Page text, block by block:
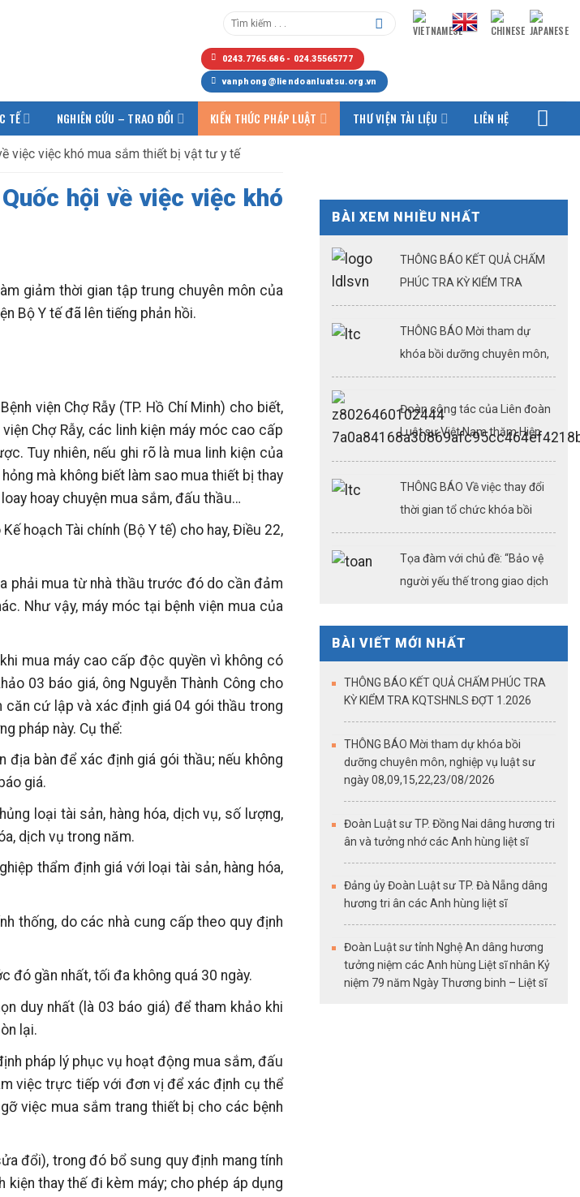
0243.7765.686 - 024.35565777
vanphong@liendoanluatsu.org.vn
TẾ NGHIÊN CỨU – TRAO ĐỔI KIẾN THỨC PHÁP LUẬT THƯ VIỆN TÀI LIỆU LIÊN HỆ
việc việc khó mua sắm thiết bị vật tư y tế
hội về việc việc khó
giảm thời gian tập trung chuyên môn của
Bộ Y tế đã lên tiếng phản hồi.
viện Chợ Rẫy (TP. Hồ Chí Minh) cho biết,
Chợ Rẫy, các linh kiện máy móc cao cấp
Tuy nhiên, nếu ghi rõ là mua linh kiện của
mà không biết làm sao mua thiết bị thay
hoay chuyện mua sắm, đấu thầu…
hoạch Tài chính (Bộ Y tế) cho hay, Điều 22,
phải mua từ nhà thầu trước đó do cần đảm
Như vậy, máy móc tại bệnh viện mua của
mua máy cao cấp độc quyền vì không có
03 báo giá, ông Nguyễn Thành Công cho
căn cứ lập và xác định giá 04 gói thầu trong
pháp này. Cụ thể:
bàn để xác định giá gói thầu; nếu không
giá.
loại tài sản, hàng hóa, dịch vụ, số lượng,
dịch vụ trong năm.
thẩm định giá với loại tài sản, hàng hóa,
thống, do các nhà cung cấp theo quy định
đó gần nhất, tối đa không quá 30 ngày.
duy nhất (là 03 báo giá) để tham khảo khi
lại.
pháp lý phục vụ hoạt động mua sắm, đấu
việc trực tiếp với đơn vị để xác định cụ thể
việc mua sắm trang thiết bị cho các bệnh
đổi), trong đó bổ sung quy định mang tính
thay thế đi kèm máy; cho phép áp dụng
BÀI XEM NHIỀU NHẤT
THÔNG BÁO KẾT QUẢ CHẤM
PHÚC TRA KỲ KIỂM TRA
KQTSHNLS ĐỢT 1.2026
THÔNG BÁO Mời tham dự
khóa bồi dưỡng chuyên môn,
nghiệp vụ luật sư ngày
Đoàn công tác của Liên đoàn
Luật sư Việt Nam thăm Hiệp
số công ty luật tại Thượng Hải
THÔNG BÁO Về việc thay đổi
thời gian tổ chức khóa bồi
dưỡng chuyên môn, nghiệp vụ
luật sư ngày 26/07/2026
Tọa đàm với chủ đề: “Bảo vệ
người yếu thế trong giao dịch
điện tử – cải cách thủ tục
hành chính – khẳng định vai
trò của công chứng trong kỷ
nguyên dữ liệu số”
BÀI VIẾT MỚI NHẤT
THÔNG BÁO KẾT QUẢ CHẤM PHÚC TRA
KỲ KIỂM TRA KQTSHNLS ĐỢT 1.2026
THÔNG BÁO Mời tham dự khóa bồi
dưỡng chuyên môn, nghiệp vụ luật sư
ngày 08,09,15,22,23/08/2026
Đoàn Luật sư TP. Đồng Nai dâng hương tri
ân và tưởng nhớ các Anh hùng liệt sĩ
Đảng ủy Đoàn Luật sư TP. Đà Nẵng dâng
hương tri ân các Anh hùng liệt sĩ
Đoàn Luật sư tỉnh Nghệ An dâng hương
tưởng niệm các Anh hùng Liệt sĩ nhân Kỷ
niệm 79 năm Ngày Thương binh – Liệt sĩ